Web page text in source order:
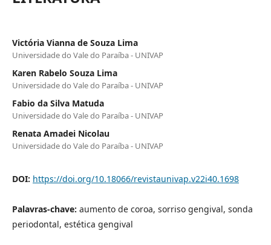
Victória Vianna de Souza Lima
Universidade do Vale do Paraíba - UNIVAP
Karen Rabelo Souza Lima
Universidade do Vale do Paraíba - UNIVAP
Fabio da Silva Matuda
Universidade do Vale do Paraíba - UNIVAP
Renata Amadei Nicolau
Universidade do Vale do Paraíba - UNIVAP
DOI: https://doi.org/10.18066/revistaunivap.v22i40.1698
Palavras-chave: aumento de coroa, sorriso gengival, sonda
periodontal, estética gengival